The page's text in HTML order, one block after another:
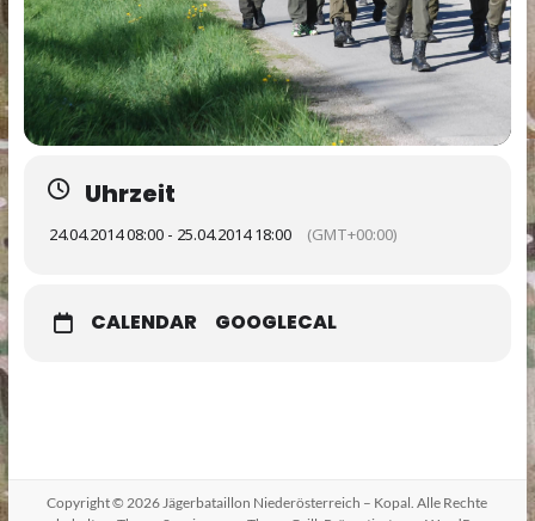
Uhrzeit
24.04.2014 08:00 - 25.04.2014 18:00 (GMT+00:00)
CALENDAR GOOGLECAL
Copyright © 2026Jägerbataillon Niederösterreich – Kopal. Alle Rechte